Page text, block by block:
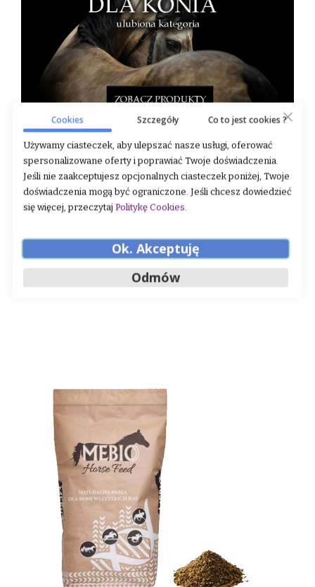
Cookies Szczegóły Co to jest cookies ?
Używamy ciasteczek, aby ulepszać nasze usługi, oferować
spersonalizowane oferty i poprawiać Twoje doświadczenia.
Jeśli nie zaakceptujesz opcjonalnych ciasteczek poniżej, Twoje
doświadczenia mogą być ograniczone. Jeśli chcesz dowiedzieć
się więcej, przeczytaj Politykę Cookies.
Ok. Akceptuję
Odmów